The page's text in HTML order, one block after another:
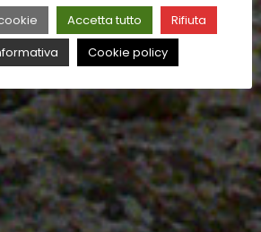
Accetta tutto
Rifiuta
Cookie policy